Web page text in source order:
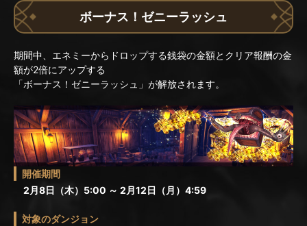
ボーナス！ゼニーラッシュ
期間中、エネミーからドロップする銭袋の金額とクリア報酬の金
額が2倍にアップする
「ボーナス！ゼニーラッシュ」が解放されます。
開催期間
2月8日（木）5:00 ～ 2月12日（月）4:59
対象のダンジョン